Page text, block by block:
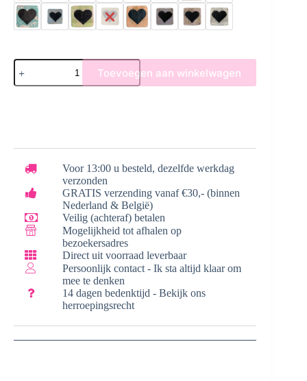
Houten
Symbool
Hart
Toevoegen aan winkelwagen
Voor 13:00 u besteld, dezelfde werkdag
verzonden
GRATIS verzending vanaf €30,- (binnen
Nederland & België)
Veilig (achteraf) betalen
Mogelijkheid tot afhalen op
bezoekersadres
Direct uit voorraad leverbaar
Persoonlijk contact - Ik sta altijd klaar om
mee te denken
14 dagen bedenktijd - Bekijk ons
herroepingsrecht